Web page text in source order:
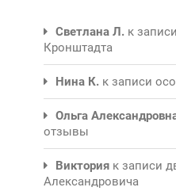
Светлана Л. к записи
Кронштадта
Нина К. к записи
Ольга
отзывы
Виктория к записи
Александровича